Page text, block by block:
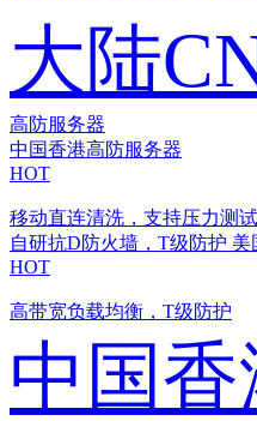
大陆
高防服务器
中国香港高防服务器
HOT
移动直连清洗，支持压力测试
自研抗D防火墙，T级防护 美
HOT
高带宽负载均衡，T级防护
中国